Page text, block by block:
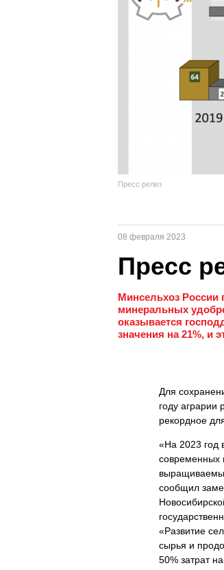
Пресс релиз
08 февраля 2023
Пресс
Минсельхоз России
минеральных
оказывается
значения на 21%, и
Для
году аграрии
рекордное
«На 2023 год
современных
сообщил
«Развитие
сырья и
50% затрат